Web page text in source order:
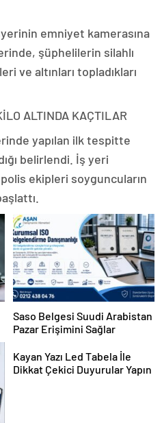
emniyet kamerasına
şüphelilerin silahlı
ve altınları topladıkları
ALTINDA KAÇTILAR
yapılan ilk tespitte
belirlendi. İş yeri
ekipleri soyguncuların
Saso Belgesi Suudi Arabistan
Pazar Erişimini Sağlar
Kayan Yazı Led Tabela İle
Dikkat Çekici Duyurular Yapın